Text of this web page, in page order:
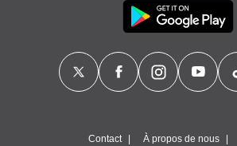
Contact À propos de nous